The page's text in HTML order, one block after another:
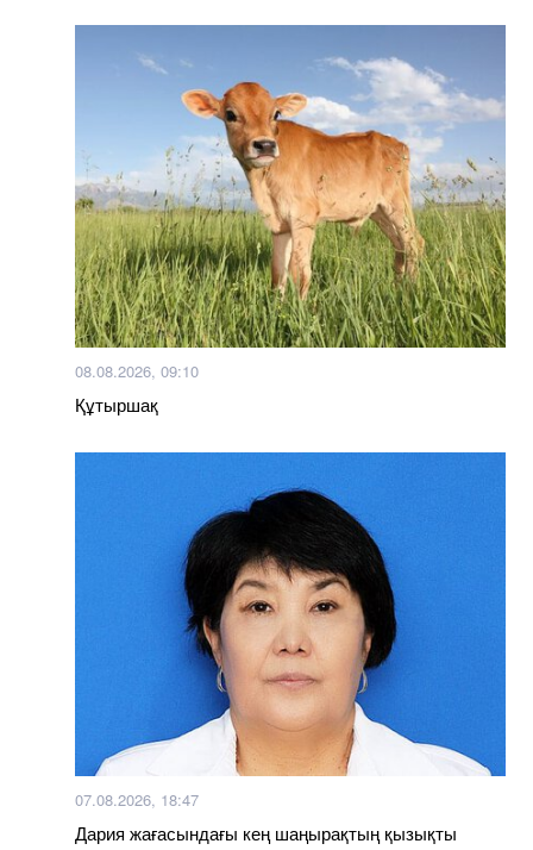
08.08.2026, 09:10
Құтыршақ
07.08.2026, 18:47
Дария жағасындағы кең шаңырақтың қызықты